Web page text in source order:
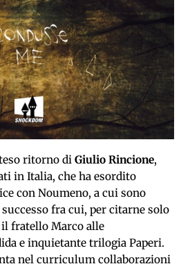
ritorno di Giulio Rincione,
in Italia, che ha esordito
con Noumeno, a cui sono
fra cui, per citarne solo
fratello Marco alle
e inquietante trilogia Paperi.
nel curriculum collaborazioni